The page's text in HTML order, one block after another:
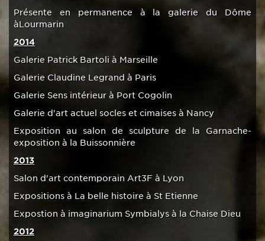
Présente en permanence à la galerie du Dôme
àLourmarin
2014
Galerie Patrick Bartoli à Marseille
Galerie Claudine Legrand à Paris
Galerie Sens intérieur à Port Cogolin
Galerie d'art actuel socles et cimaises à Nancy
Exposition au salon de sculpture de la Garnache-
exposition à la Buissonnière
2013
Salon d'art contemporain Art3F à Lyon
Expositions à La belle histoire à St Etienne
Expostion à imaginarium Symbialys à la Chaise Dieu
2012